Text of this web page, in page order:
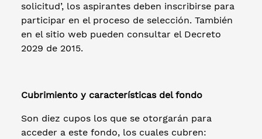
solicitud’, los aspirantes deben inscribirse para
participar en el proceso de selección. También
en el sitio web pueden consultar el Decreto
2029 de 2015.
Cubrimiento y características del fondo
Son diez cupos los que se otorgarán para
acceder a este fondo, los cuales cubren: